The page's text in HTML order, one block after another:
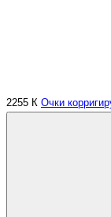
2255 К Очки